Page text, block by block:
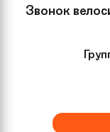
Манетки
переключатель
переключатель
Звонок